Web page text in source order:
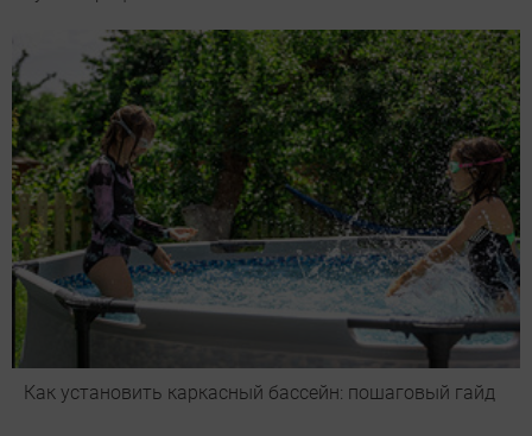
Как установить каркасный бассейн: пошаговый гайд